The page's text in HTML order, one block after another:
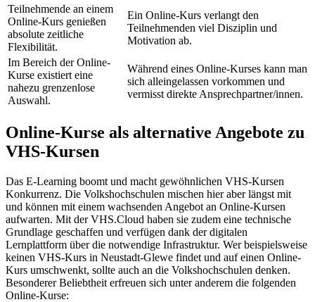
Teilnehmende an einem
Online-Kurs genießen
absolute zeitliche
Flexibilität.
Ein Online-Kurs verlangt den
Teilnehmenden viel Disziplin und
Motivation ab.
Im Bereich der Online-
Kurse existiert eine
nahezu grenzenlose
Auswahl.
Während eines Online-Kurses kann man
sich alleingelassen vorkommen und
vermisst direkte Ansprechpartner/innen.
Online-Kurse als alternative Angebote zu
VHS-Kursen
Das E-Learning boomt und macht gewöhnlichen VHS-Kursen
Konkurrenz. Die Volkshochschulen mischen hier aber längst mit
und können mit einem wachsenden Angebot an Online-Kursen
aufwarten. Mit der VHS.Cloud haben sie zudem eine technische
Grundlage geschaffen und verfügen dank der digitalen
Lernplattform über die notwendige Infrastruktur. Wer beispielsweise
keinen VHS-Kurs in Neustadt-Glewe findet und auf einen Online-
Kurs umschwenkt, sollte auch an die Volkshochschulen denken.
Besonderer Beliebtheit erfreuen sich unter anderem die folgenden
Online-Kurse: